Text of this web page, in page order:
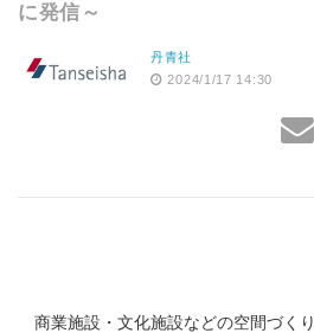
に発信～
丹青社
2024/1/17 14:30
商業施設・文化施設などの空間づく